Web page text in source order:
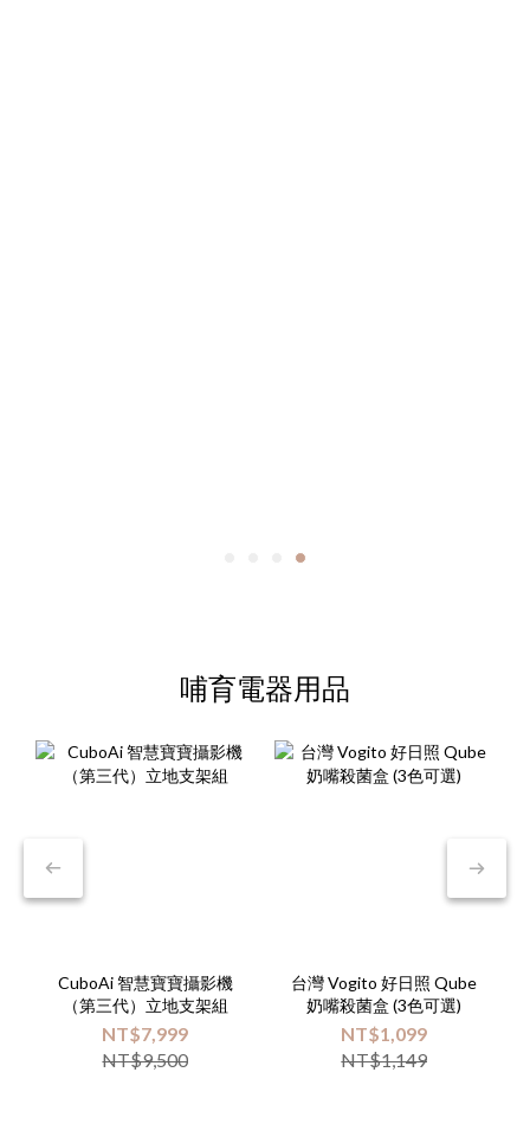
哺育電器用品
CuboAi 智慧寶寶攝影機
（第三代）立地支架組
NT$7,999
NT$9,500
台灣 Vogito 好日照 Qube
奶嘴殺菌盒 (3色可選)
NT$1,099
NT$1,149